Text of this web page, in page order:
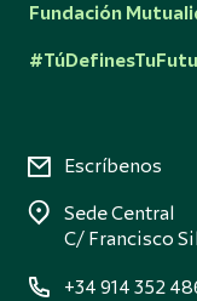
Fundación
Escríbenos
Sede Central
C/ Francisco
+34 914 352